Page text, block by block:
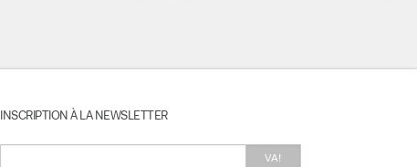
INSCRIPTION À LA NEWSLETTER
VA!